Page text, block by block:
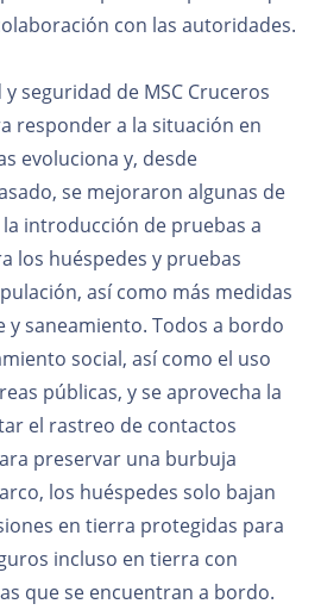
con las autoridades.
seguridad de MSC Cruceros
responder a la situación en
evoluciona y, desde
se mejoraron algunas de
introducción de pruebas a
los huéspedes y pruebas
así como más medidas
y saneamiento. Todos a bordo
social, así como el uso
públicas, y se aprovecha la
el rastreo de contactos
preservar una burbuja
los huéspedes solo bajan
en tierra protegidas para
incluso en tierra con
que se encuentran a bordo.